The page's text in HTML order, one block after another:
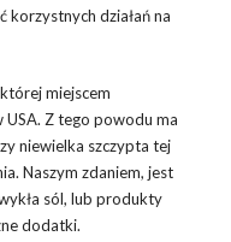
korzystnych działań na
miejscem
USA. Z tego powodu ma
niewielka szczypta tej
Naszym zdaniem, jest
sól, lub produkty
dodatki.